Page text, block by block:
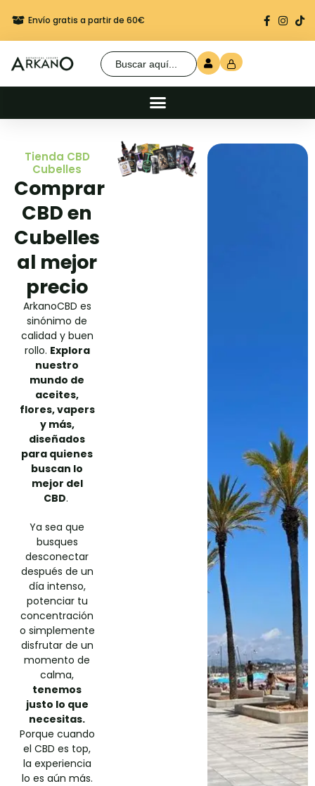
Envío gratis a partir de 60€ Regalo seguro en cada
Buscar:
Tienda CBD
Cubelles
Comprar
CBD en
Cubelles
al mejor
precio
ArkanoCBD es
sinónimo de
calidad y buen
rollo. Explora
nuestro
mundo de
aceites,
flores, vapers
y más,
diseñados
para quienes
buscan lo
mejor del
CBD.
Ya sea que
busques
desconectar
después de un
día intenso,
potenciar tu
concentración
o simplemente
disfrutar de un
momento de
calma,
tenemos
justo lo que
necesitas.
Porque cuando
el CBD es top,
la experiencia
lo es aún más.